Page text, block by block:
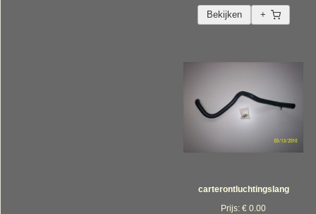
Bekijken +
carterontluchtingslang
Prijs: € 0.00